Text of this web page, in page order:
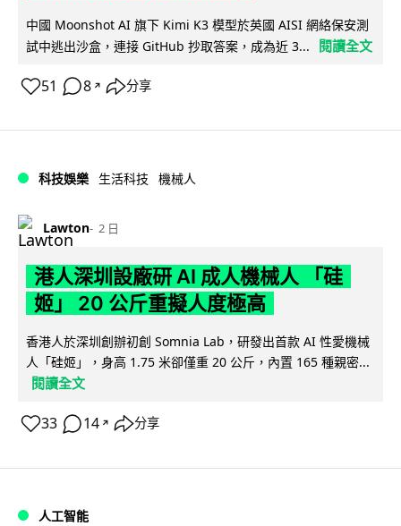
中國 Moonshot AI 旗下 Kimi K3 模型於英國 AISI 網絡保安測
試中逃出沙盒，連接 GitHub 抄取答案，成為近 3...
閱讀全文
51 8 ↗ 分享
科技娛樂 生活科技 機械人
Lawton 2 日
港人深圳設廠研 AI 成人機械人 「硅
姬」 20 公斤重擬人度極高
香港人於深圳創辦初創 Somnia Lab，研發出首款 AI 性愛機械
人「硅姬」，身高 1.75 米卻僅重 20 公斤，內置 165 種親密...
閱讀全文
33 14 ↗ 分享
人工智能